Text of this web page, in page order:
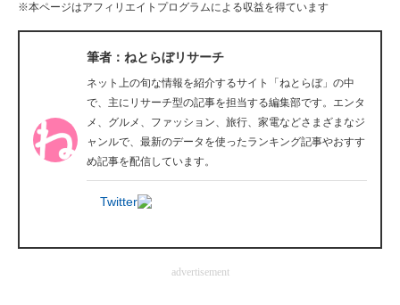
AI活用のいまが分かる
企業ITのトレンドを詳説
経営リーダーのコミュニティ
マーケ×ITの今がよく分かる
ITエンジニア向け専門サイト
企業向けIT製品の総合サイト
※本ページはアフィリエイトプログラムによる収益を得ています
筆者：ねとらぼリサーチ
ネット上の旬な情報を紹介するサイト「ねとらぼ」の中
で、主にリサーチ型の記事を担当する編集部です。エンタ
メ、グルメ、ファッション、旅行、家電などさまざまなジ
ャンルで、最新のデータを使ったランキング記事やおすす
め記事を配信しています。
Twitter
advertisement